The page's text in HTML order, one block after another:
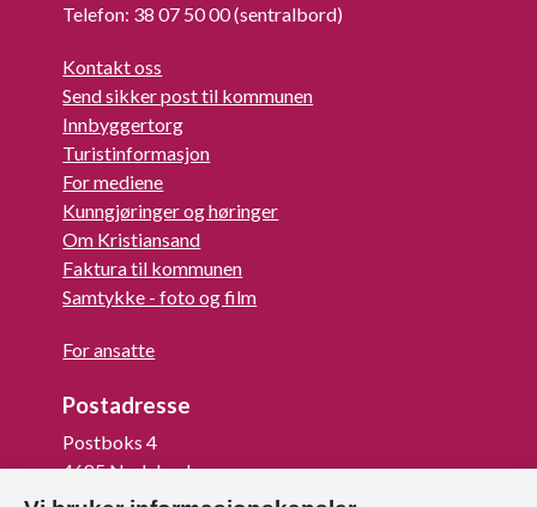
Telefon: 38 07 50 00 (sentralbord)
Kontakt oss
Send sikker post til kommunen
Innbyggertorg
Turistinformasjon
For mediene
Kunngjøringer og høringer
Om Kristiansand
Faktura til kommunen
Samtykke - foto og film
For ansatte
Postadresse
Postboks 4
4685 Nodeland